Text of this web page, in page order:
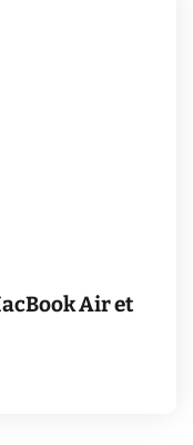
Air et